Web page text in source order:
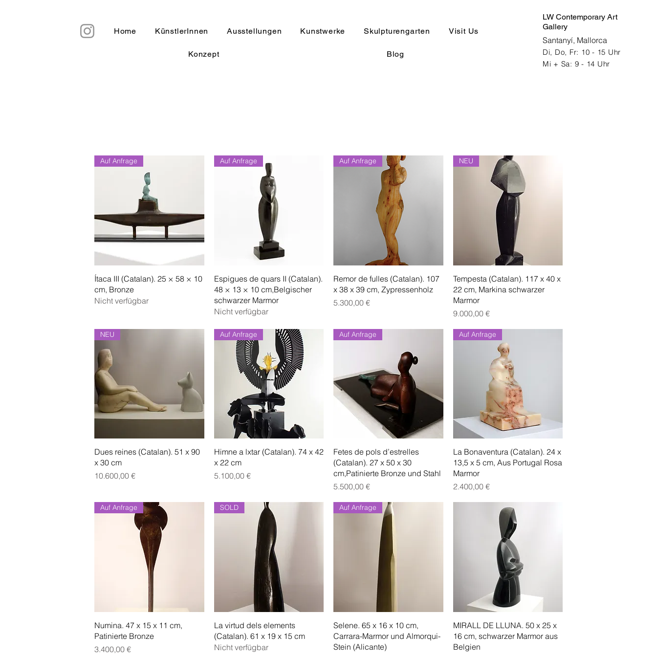
LW Contemporary Art
Gallery
Santanyí, Mallorca
Di, Do, Fr: 10 - 15 Uhr
Mi + Sa: 9 - 14 Uhr
Home KünstlerInnen Ausstellungen Kunstwerke Skulpturengarten Visit Us
Konzept Blog
Schnellansicht
Auf Anfrage
Ítaca III (Catalan). 25 × 58 × 10
cm, Bronze
Nicht verfügbar
Schnellansicht
Auf Anfrage
Espigues de quars II (Catalan).
48 × 13 × 10 cm,Belgischer
schwarzer Marmor
Nicht verfügbar
Schnellansicht
Auf Anfrage
Remor de fulles (Catalan). 107
x 38 x 39 cm, Zypressenholz
Preis
5.300,00 €
Schnellansicht
NEU
Tempesta (Catalan). 117 x 40 x
22 cm, Markina schwarzer
Marmor
Preis
9.000,00 €
Schnellansicht
NEU
Dues reines (Catalan). 51 x 90
x 30 cm
Preis
10.600,00 €
Schnellansicht
Auf Anfrage
Himne a lxtar (Catalan). 74 x 42
x 22 cm
Preis
5.100,00 €
Schnellansicht
Auf Anfrage
Fetes de pols d’estrelles
(Catalan). 27 x 50 x 30
cm,Patinierte Bronze und Stahl
Preis
5.500,00 €
Schnellansicht
Auf Anfrage
La Bonaventura (Catalan). 24 x
13,5 x 5 cm, Aus Portugal Rosa
Marmor
Preis
2.400,00 €
Schnellansicht
Auf Anfrage
Numina. 47 x 15 x 11 cm,
Patinierte Bronze
Preis
3.400,00 €
Schnellansicht
SOLD
La virtud dels elements
(Catalan). 61 x 19 x 15 cm
Nicht verfügbar
Schnellansicht
Auf Anfrage
Selene. 65 x 16 x 10 cm,
Carrara-Marmor und Almorqui-
Stein (Alicante)
Schnellansicht
MIRALL DE LLUNA. 50 x 25 x
16 cm, schwarzer Marmor aus
Belgien